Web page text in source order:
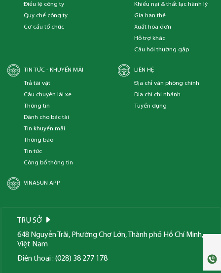
Điều lệ công ty
Quy chế công ty
Cơ cấu tổ chức
Khiếu nại & thất lạc hành lý
Gia hạn thẻ
Xuất hóa đơn
Hỗ trợ khác
Câu hỏi thường gặp
TIN TỨC - KHUYẾN MÃI
Trả tài vật
Câu chuyện lái xe
Thông tin
Dành cho bác tài
Tin khuyến mãi
Thông báo
Tin tức
Công bố thông tin
VINASUN APP
LIÊN HỆ
Địa chỉ văn phòng chính
Địa chỉ chi nhánh
Tuyển dụng
TRỤ SỞ
648 Nguyễn Trãi, Phường Chợ Lớn, Thành phố Hồ Chí Minh,
Việt Nam
Điện thoại : (028) 38 277 178